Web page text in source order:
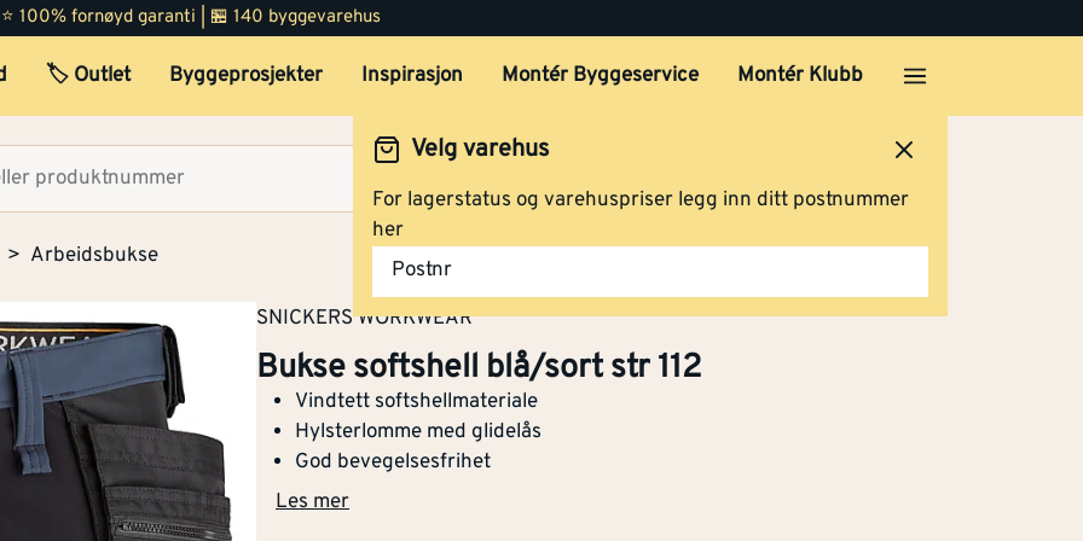
100% fornøyd garanti | 🏪 140 byggevarehus
🏷️ Outlet Byggeprosjekter Inspirasjon Montér Byggeservice Montér Klubb
Velg varehus
For lagerstatus og varehuspriser legg inn ditt postnummer
her
Postnr
Arbeidsbukse
SNICKERS WORKWEAR
Bukse softshell blå/sort str 112
Vindtett softshellmateriale
Hylsterlomme med glidelås
God bevegelsesfrihet
Les mer
Bukse softshell blå/sort str 256
Bukse softshell blå/sort str 258
Barnemodell Nei
Varslingsbeskyttels
e i henhold til EN
ISO 20471
Nei
Snekkerbukse/seleb
ukse
Vadere Nei
Engangsversjon Nei
Antistatisk utførelse